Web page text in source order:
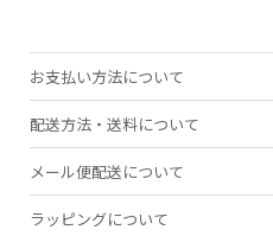
お支払い方法について
配送方法・送料について
メール便配送について
ラッピングについて